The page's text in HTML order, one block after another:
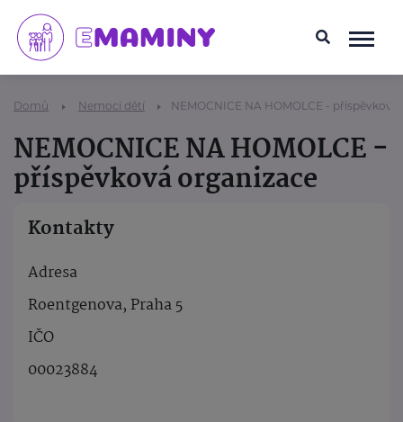
Domů Nemoci dětí NEMOCNICE NA HOMOLCE - příspěvková
NEMOCNICE NA HOMOLCE -
příspěvková organizace
Kontakty
Adresa
Roentgenova, Praha 5
IČO
00023884